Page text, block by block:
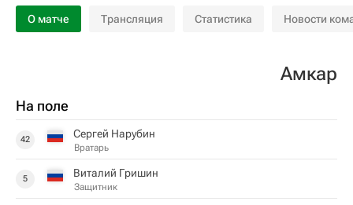
О матче Трансляция Статистика Новости
Амкар
На поле
42 Сергей Нарубин
Вратарь
5 Виталий Гришин
Защитник